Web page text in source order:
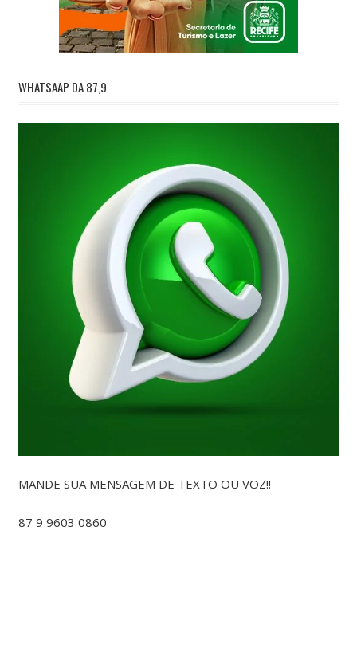
WHATSAAP DA 87,9
MANDE SUA MENSAGEM DE TEXTO OU VOZ!!
87 9 9603 0860